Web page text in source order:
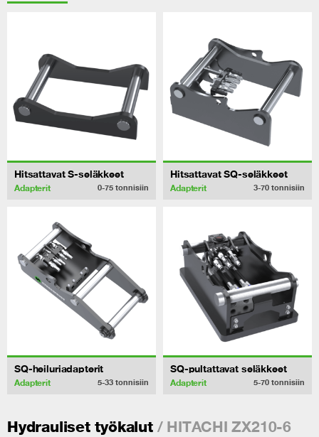
Hitsattavat S-seläkkeet
Adapterit 0-75 tonnisiin
Hitsattavat SQ-seläkkeet
Adapterit 3-70 tonnisiin
SQ-heiluriadapterit
Adapterit 5-33 tonnisiin
SQ-pultattavat seläkkeet
Adapterit 5-70 tonnisiin
Hydrauliset työkalut/ HITACHI ZX210-6